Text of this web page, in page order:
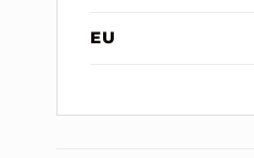
EU